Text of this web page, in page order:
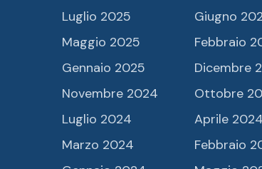
Luglio 2025
Giugno
Maggio 2025
Febbraio
Gennaio 2025
Dicembre
Novembre 2024
Ottobre
Luglio 2024
Aprile 2024
Marzo 2024
Febbraio